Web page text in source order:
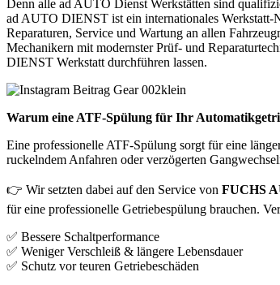
Denn alle ad AUTO Dienst Werkstätten sind
ad AUTO DIENST ist ein internationales Werkstatt-
Reparaturen, Service und Wartung an allen
Mechanikern mit modernster Prüf- und
DIENST Werkstatt durchführen lassen.
Warum eine ATF-Spülung für Ihr
Eine professionelle ATF-Spülung sorgt für eine
ruckelndem Anfahren oder verzögerten
👉 Wir setzten dabei auf den Service von FUCHS
für eine professionelle Getriebespülung brauchen.
✅ Bessere Schaltperformance
✅ Weniger Verschleiß & längere Lebensdauer
✅ Schutz vor teuren Getriebeschäden